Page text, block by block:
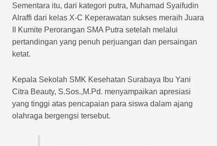
Sementara itu, dari kategori putra, Muhamad Syaifudin
Alraffi dari kelas X-C Keperawatan sukses meraih Juara
II Kumite Perorangan SMA Putra setelah melalui
pertandingan yang penuh perjuangan dan persaingan
ketat.
Kepala Sekolah SMK Kesehatan Surabaya Ibu Yani
Citra Beauty, S.Sos.,M.Pd. menyampaikan apresiasi
yang tinggi atas pencapaian para siswa dalam ajang
olahraga bergengsi tersebut.